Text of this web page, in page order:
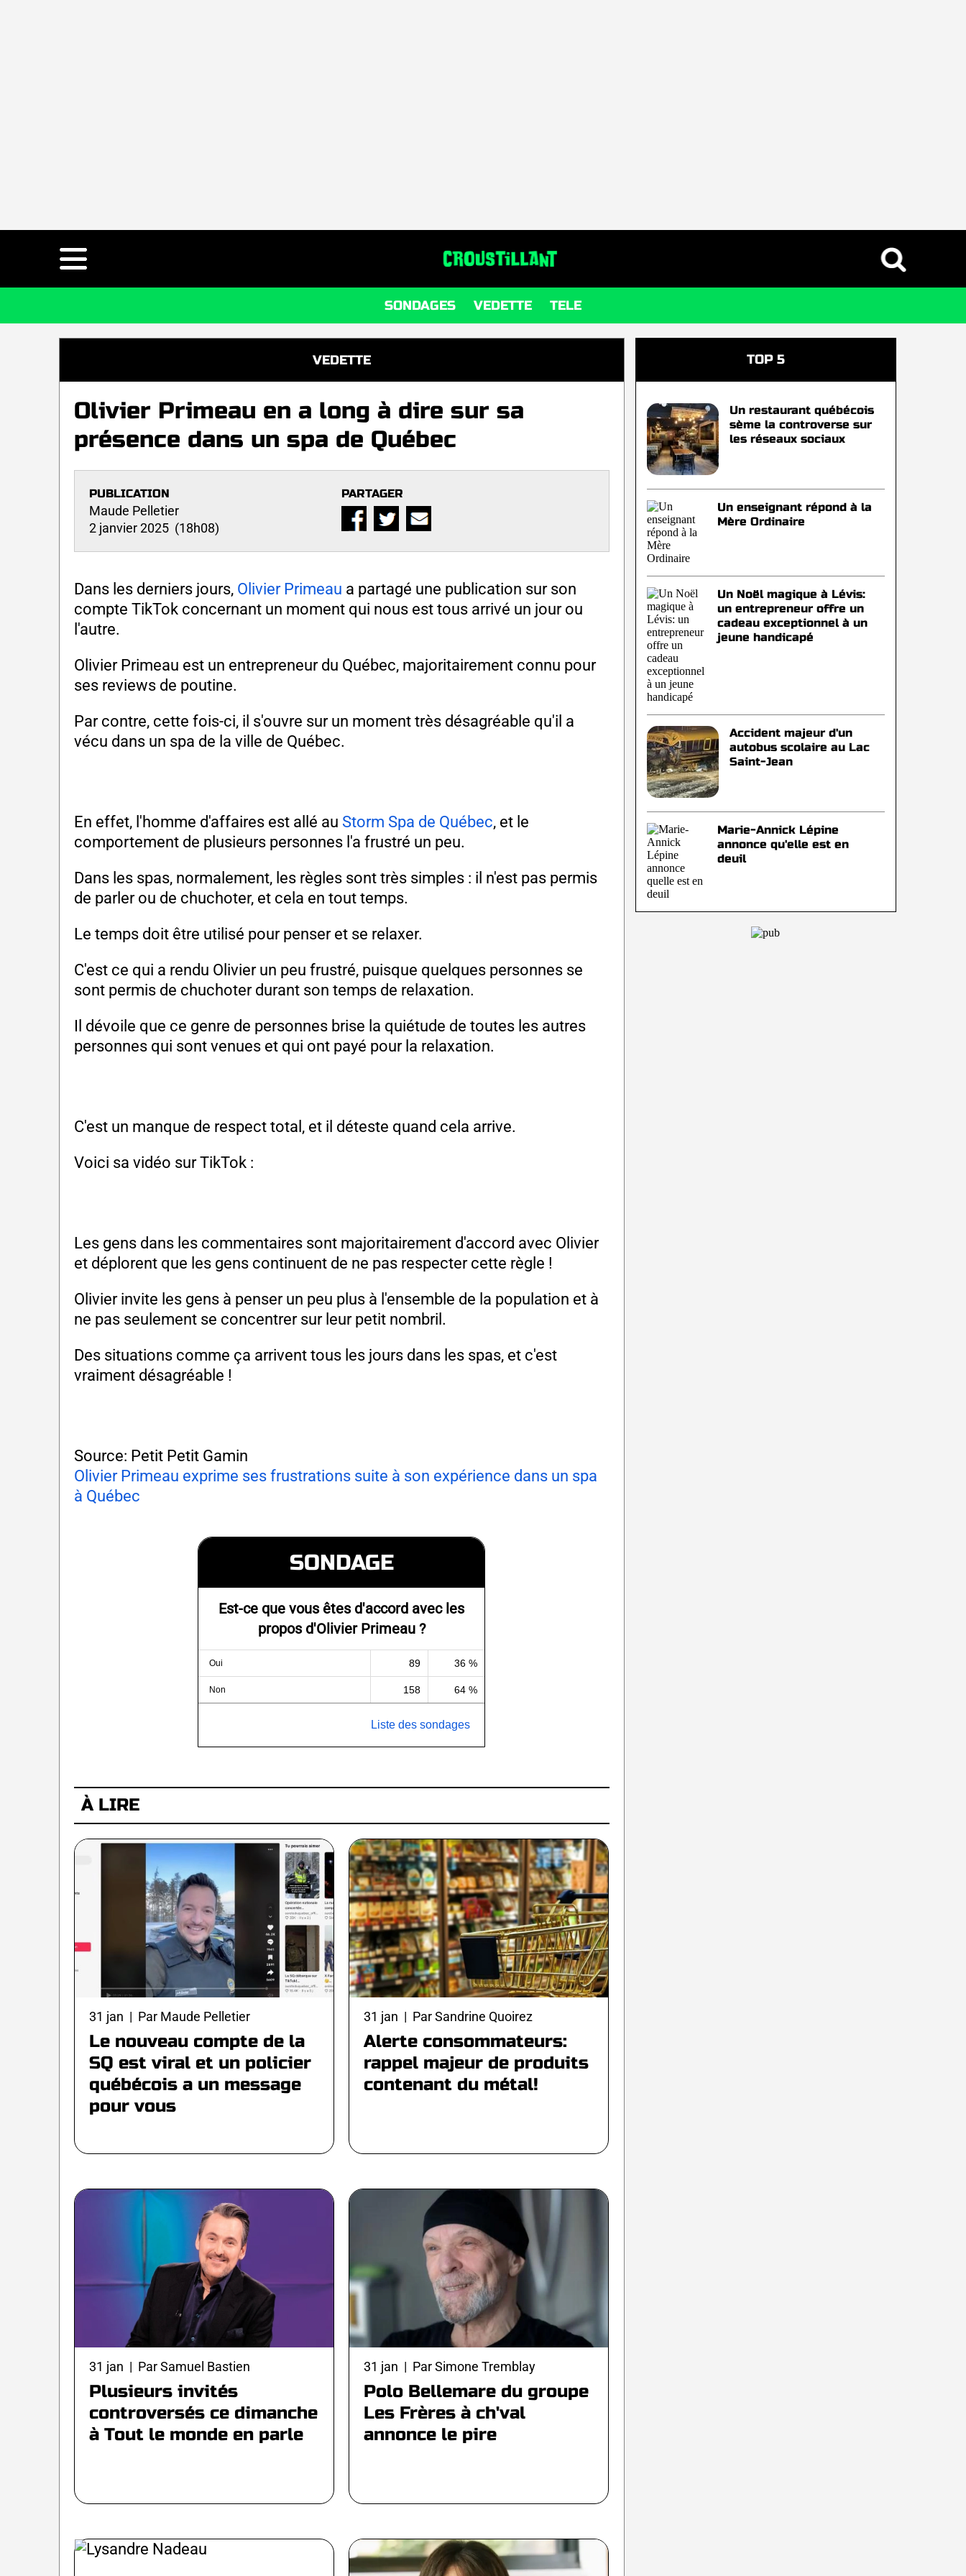
SONDAGES VEDETTE TELE
VEDETTE
Olivier Primeau en a long à dire sur sa
présence dans un spa de Québec
PUBLICATION
Maude Pelletier
2 janvier 2025 (18h08)
PARTAGER
Dans les derniers jours, Olivier Primeau a partagé une publication sur son
compte TikTok concernant un moment qui nous est tous arrivé un jour ou
l'autre.
Olivier Primeau est un entrepreneur du Québec, majoritairement connu pour
ses reviews de poutine.
Par contre, cette fois-ci, il s'ouvre sur un moment très désagréable qu'il a
vécu dans un spa de la ville de Québec.
En effet, l'homme d'affaires est allé au Storm Spa de Québec, et le
comportement de plusieurs personnes l'a frustré un peu.
Dans les spas, normalement, les règles sont très simples : il n'est pas permis
de parler ou de chuchoter, et cela en tout temps.
Le temps doit être utilisé pour penser et se relaxer.
C'est ce qui a rendu Olivier un peu frustré, puisque quelques personnes se
sont permis de chuchoter durant son temps de relaxation.
Il dévoile que ce genre de personnes brise la quiétude de toutes les autres
personnes qui sont venues et qui ont payé pour la relaxation.
C'est un manque de respect total, et il déteste quand cela arrive.
Voici sa vidéo sur TikTok :
Les gens dans les commentaires sont majoritairement d'accord avec Olivier
et déplorent que les gens continuent de ne pas respecter cette règle !
Olivier invite les gens à penser un peu plus à l'ensemble de la population et à
ne pas seulement se concentrer sur leur petit nombril.
Des situations comme ça arrivent tous les jours dans les spas, et c'est
vraiment désagréable !
Source: Petit Petit Gamin
Olivier Primeau exprime ses frustrations suite à son expérience dans un spa
à Québec
SONDAGE
Est-ce que vous êtes d'accord avec les
propos d'Olivier Primeau ?
Oui 89 36 %
Non 158 64 %
Liste des sondages
À LIRE
31 jan | Par Maude Pelletier
Le nouveau compte de la
SQ est viral et un policier
québécois a un message
pour vous
31 jan | Par Sandrine Quoirez
Alerte consommateurs:
rappel majeur de produits
contenant du métal!
31 jan | Par Samuel Bastien
Plusieurs invités
controversés ce dimanche
à Tout le monde en parle
31 jan | Par Simone Tremblay
Polo Bellemare du groupe
Les Frères à ch'val
annonce le pire
TOP 5
Un restaurant québécois
sème la controverse sur
les réseaux sociaux
Un enseignant répond à la
Mère Ordinaire
Un Noël magique à Lévis:
un entrepreneur offre un
cadeau exceptionnel à un
jeune handicapé
Accident majeur d'un
autobus scolaire au Lac
Saint-Jean
Marie-Annick Lépine
annonce qu'elle est en
deuil